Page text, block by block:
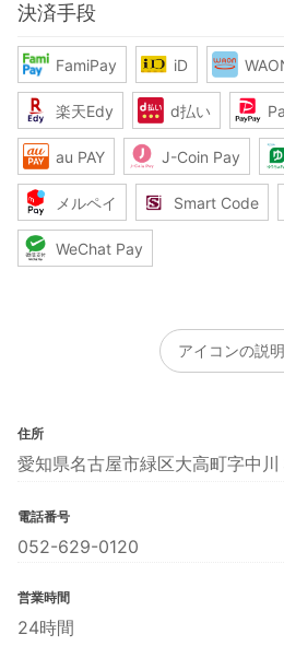
決済手段
FamiPay iD
楽天Edy d払い
au PAY J-Coin Pay
メルペイ Smart Code
WeChat Pay
アイコンの説明
住所
愛知県名古屋市緑区大高町字中川
電話番号
052-629-0120
営業時間
24時間